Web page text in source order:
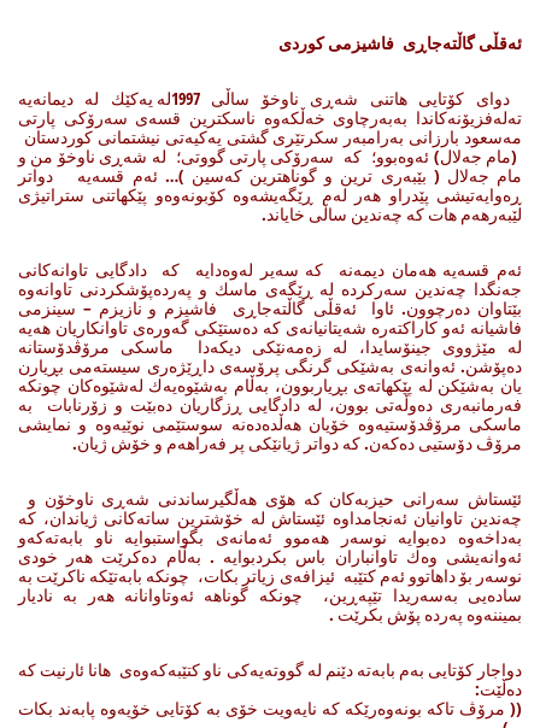
ئه‌قڵی گاڵته‌جاڕی فاشیزمی كوردی
دوای كۆتایی هاتنی شه‌ڕی ناوخۆ ساڵی 1997له‌ یه‌كێك له‌ دیمانه‌یه‌
ته‌له‌فزیۆنه‌كاندا به‌به‌رچاوی خه‌ڵكه‌وه‌ ناسكترین قسه‌ی سه‌رۆكی پارتی
مه‌سعود بارزانی به‌رامبه‌ر سكرتێری گشتی یه‌كیه‌تی نیشتمانی كوردستان
(مام جه‌لال) ئه‌وه‌بوو؛ كه‌ سه‌رۆكی پارتی گووتی؛ له‌ شه‌ڕی ناوخۆ من و
مام جه‌لال ( بێبه‌ری ترین و گوناهترین كه‌سین )… ئه‌م قسه‌یه‌ دواتر
ڕه‌وایه‌تیشی پێدراو هه‌ر له‌م ڕێگه‌یشه‌وه‌ كۆبونه‌وه‌و پێكهاتنی ستراتیژی
لێبه‌رهه‌م هات كه‌ چه‌ندین ساڵی خایاند.
ئه‌م قسه‌یه‌ هه‌مان دیمه‌نه‌ كه‌ سه‌یر له‌وه‌دایه‌ كه‌ دادگایی تاوانه‌كانی
جه‌نگدا چه‌ندین سه‌ركرده‌ له‌ ڕێگه‌ی ماسك و په‌رده‌پۆشكردنی تاوانه‌وه‌
بێتاوان ده‌رچوون. ئاوا ئه‌قڵی گاڵته‌جاڕی فاشیزم و نازیزم – سینزمی
فاشیانه‌ ئه‌و كاراكته‌ره‌ شه‌یتانیانه‌ی كه‌ ده‌ستێكی گه‌وره‌ی تاوانكاریان هه‌یه‌
له‌ مێژووی جینۆسایدا، له‌ زه‌مه‌نێكی دیكه‌دا ماسكی مرۆڤدۆستانه‌
ده‌پۆشن. ئه‌وانه‌ی به‌شێكی گرنگی پرۆسه‌ی داڕێژه‌ری سیسته‌می بڕیارن
یان به‌شێكن له‌ پێكهاته‌ی بڕیاربوون، به‌ڵام به‌شێوه‌یه‌ك له‌شێوه‌كان چونكه‌
فه‌رمانبه‌ری ده‌وڵه‌تی بوون، له‌ دادگایی ڕزگاریان ده‌بێت و زۆرنابات به‌
ماسكی مرۆڤدۆستیه‌وه‌ خۆیان هه‌ڵده‌ده‌نه‌ سوستێمی نوێیه‌وه‌ و نمایشی
مرۆڤ دۆستیی ده‌كه‌ن. كه‌ دواتر ژیانێكی پر فه‌راهه‌م و خۆش ژیان.
ئێستاش سه‌رانی حیزبه‌كان كه‌ هۆی هه‌ڵگیرساندنی شه‌ڕی ناوخۆن و
چه‌ندین تاوانیان ئه‌نجامداوه‌ ئێستاش له‌ خۆشترین ساته‌كانی ژیاندان، كه‌
به‌داخه‌وه‌ ده‌بوایه‌ نوسه‌ر هه‌موو ئه‌مانه‌ی بگواستبوایه‌ ناو بابه‌ته‌كه‌و
ئه‌وانه‌یشی وه‌ك تاوانباران باس بكردبوایه‌ . به‌ڵام ده‌كرێت هه‌ر خودی
نوسه‌ر بۆ داهاتوو ئه‌م كتێبه‌ ئیزافه‌ی زیاتر بكات، چونكه‌ بابه‌تێكه‌ ناكرێت به‌
ساده‌یی به‌سه‌ریدا تێپه‌ڕین، چونكه‌ گوناهه‌ ئه‌وتاوانانه‌ هه‌ر به‌ نادیار
بمیننه‌وه‌ په‌رده‌ پۆش بكرێت .
دواجار كۆتایی به‌م بابه‌ته‌ دێنم له‌ گووته‌یه‌كی ناو كتێبه‌كه‌وه‌ی هانا ئارنیت كه‌
ده‌ڵێت:
(( مرۆڤ تاكه‌ بونه‌وه‌رێكه‌ كه‌ نایه‌ویت خۆی به‌ كۆتایی خۆیه‌وه‌ پابه‌ند بكات